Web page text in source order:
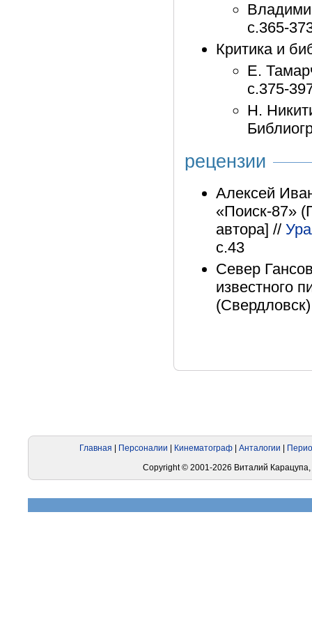
с.365-
Критика и
Е.
с.375-
Н.
рецензии
Алексей
«Поиск-87»
автора] //
с.43
Север
известного